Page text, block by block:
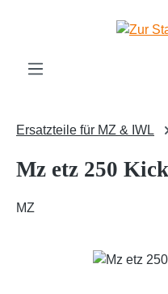
Zum Hauptinhalt springen
Ersatzteile für MZ & IWL
Mz etz 250
MZ
Bildergalerie überspringen